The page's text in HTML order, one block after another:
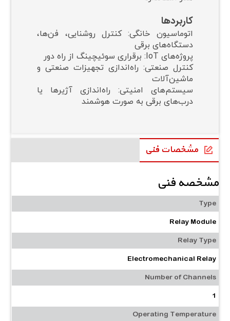
کاربردها
اتوماسیون خانگی:کنترل روشنایی، فن‌ها،
دستگاه‌های برقی
پروژه‌های IoT:
برقراری سوئیچینگ از راه دور
کنترل صنعتی: راه‌اندازی تجهیزات صنعتی و
ماشین‌آلات
سیستم‌های امنیتی: راه‌اندازی آژیرها یا
درب‌های برقی به صورت هوشمند
مشخصات فنی
مشخصه فنی
Type
Relay Module
Relay Type
Electromechanical Relay
Number of Channels
1
Operating Temperature